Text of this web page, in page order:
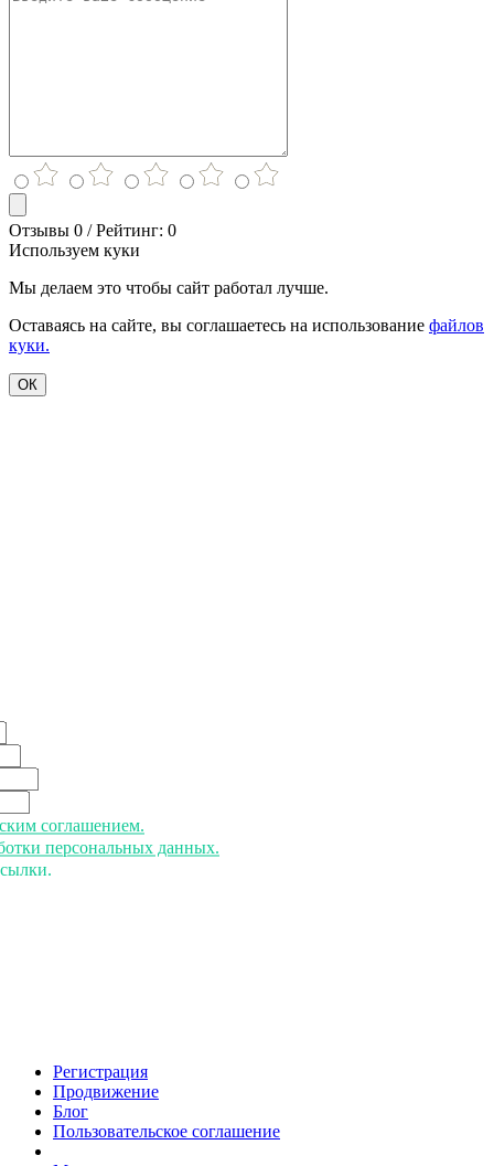
Отзывы 0 / Рейтинг: 0
Используем куки
Мы делаем это чтобы сайт работал лучше.
Оставаясь на сайте, вы соглашаетесь на использование файлов
куки.
ОК
соглашением.
персональных данных.
Регистрация
Продвижение
Блог
Пользовательское соглашение